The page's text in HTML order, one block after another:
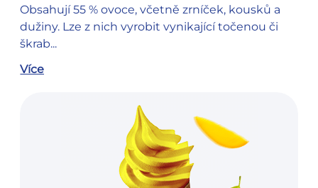
Obsahují 55 % ovoce, včetně zrníček, kousků a
dužiny. Lze z nich vyrobit vynikající točenou či
škrab...
Více